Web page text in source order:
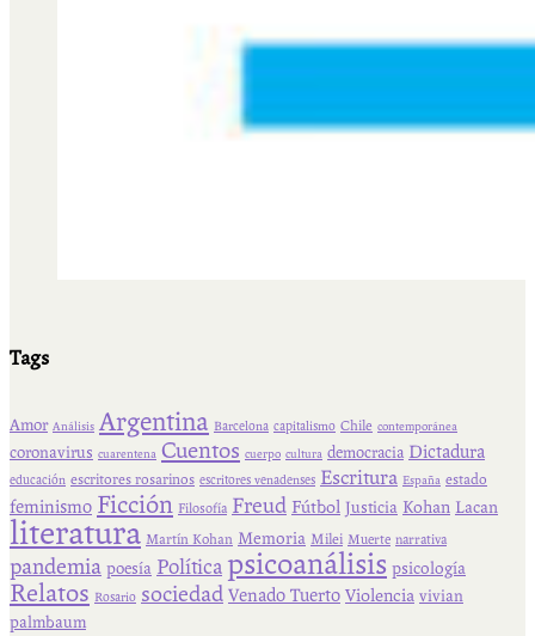
Tags
Amor Análisis Argentina Barcelona capitalismo Chile contemporánea
coronavirus cuarentena Cuentos cuerpo cultura democracia Dictadura
educación escritores rosarinos escritores venadenses Escritura España estado
feminismo Ficción Filosofía Freud Fútbol Justicia Kohan Lacan
literatura Martín Kohan Memoria Milei Muerte narrativa
pandemia poesía Política psicoanálisis psicología
Relatos Rosario sociedad Venado Tuerto Violencia vivian
palmbaum